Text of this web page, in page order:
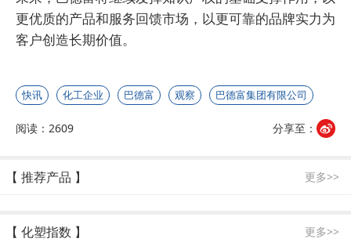
更优质的产品和服务回馈市场，以更可靠的品牌实力为
客户创造长期价值。
快讯 化工企业 巴德富 观察 巴德富集团有限公司
阅读：2609 分享至：
【 推荐产品 】 更多>>
【 化塑指数 】 更多>>